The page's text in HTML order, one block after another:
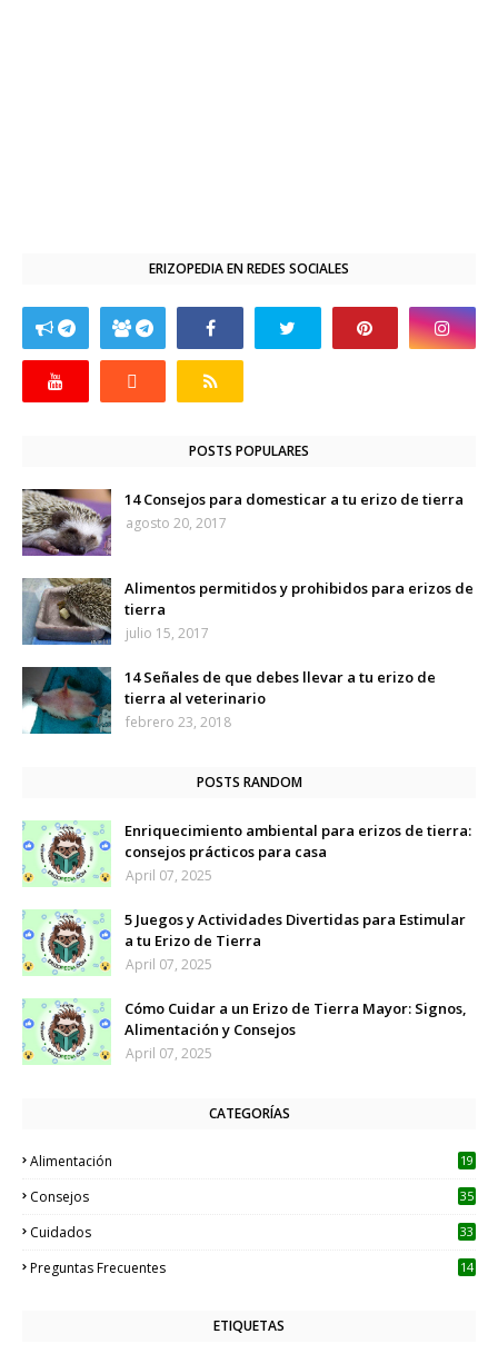
ERIZOPEDIA EN REDES SOCIALES
POSTS POPULARES
14 Consejos para domesticar a tu erizo de tierra
agosto 20, 2017
Alimentos permitidos y prohibidos para erizos de
tierra
julio 15, 2017
14 Señales de que debes llevar a tu erizo de
tierra al veterinario
febrero 23, 2018
POSTS RANDOM
Enriquecimiento ambiental para erizos de tierra:
consejos prácticos para casa
April 07, 2025
5 Juegos y Actividades Divertidas para Estimular
a tu Erizo de Tierra
April 07, 2025
Cómo Cuidar a un Erizo de Tierra Mayor: Signos,
Alimentación y Consejos
April 07, 2025
CATEGORÍAS
Alimentación 19
Consejos 35
Cuidados 33
Preguntas Frecuentes 14
ETIQUETAS